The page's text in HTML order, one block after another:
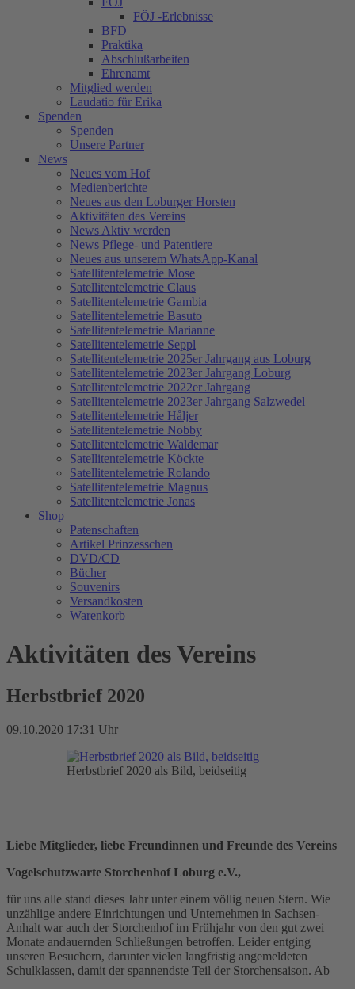
FÖJ -Erlebnisse
BFD
Praktika
Abschlußarbeiten
Ehrenamt
Mitglied werden
Laudatio für Erika
Spenden
Spenden
Unsere Partner
News
Neues vom Hof
Medienberichte
Neues aus den Loburger Horsten
Aktivitäten des Vereins
News Aktiv werden
News Pflege- und Patentiere
Neues aus unserem WhatsApp-Kanal
Satellitentelemetrie Mose
Satellitentelemetrie Claus
Satellitentelemetrie Gambia
Satellitentelemetrie Basuto
Satellitentelemetrie Marianne
Satellitentelemetrie Seppl
Satellitentelemetrie 2025er Jahrgang aus Loburg
Satellitentelemetrie 2023er Jahrgang Loburg
Satellitentelemetrie 2022er Jahrgang
Satellitentelemetrie 2023er Jahrgang Salzwedel
Satellitentelemetrie Håljer
Satellitentelemetrie Nobby
Satellitentelemetrie Waldemar
Satellitentelemetrie Köckte
Satellitentelemetrie Rolando
Satellitentelemetrie Magnus
Satellitentelemetrie Jonas
Shop
Patenschaften
Artikel Prinzesschen
DVD/CD
Bücher
Souvenirs
Versandkosten
Warenkorb
Aktivitäten des Vereins
Herbstbrief 2020
09.10.2020 17:31 Uhr
Herbstbrief 2020 als Bild, beidseitig
Liebe Mitglieder, liebe Freundinnen und Freunde des Vereins
Vogelschutzwarte Storchenhof Loburg e.V.,
für uns alle stand dieses Jahr unter einem völlig neuen Stern. Wie
unzählige andere Einrichtungen und Unternehmen in Sachsen-
Anhalt war auch der Storchenhof im Frühjahr von den gut zwei
Monate andauernden Schließungen betroffen. Leider entging
unseren Besuchern, darunter vielen langfristig angemeldeten
Schulklassen, damit der spannendste Teil der Storchensaison. Ab